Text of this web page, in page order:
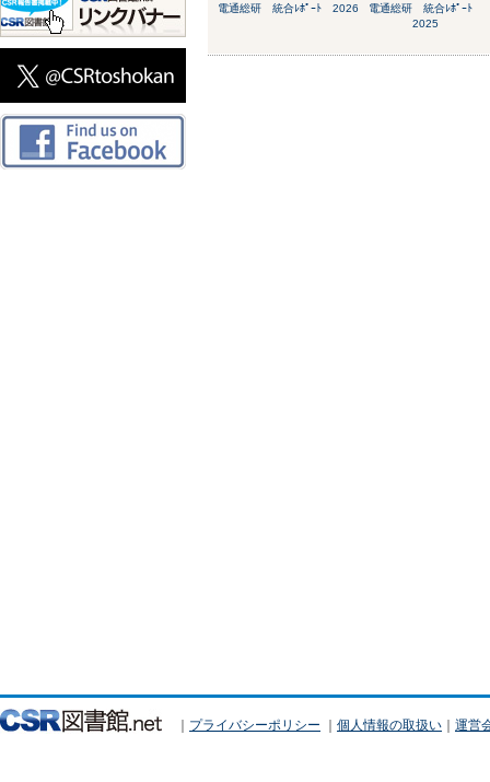
電通総研 統合ﾚﾎﾟｰﾄ 2026
電通総研 統合ﾚﾎﾟｰﾄ
2025
｜ プライバシーポリシー ｜ 個人情報の取扱い ｜ 運営